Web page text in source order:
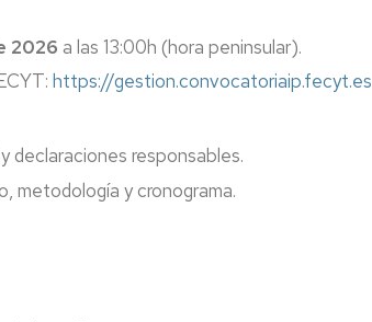
2026 a las 13:00h (hora peninsular).
https://gestion.convocatoriaip.fecyt.es
declaraciones responsables.
metodología y cronograma.